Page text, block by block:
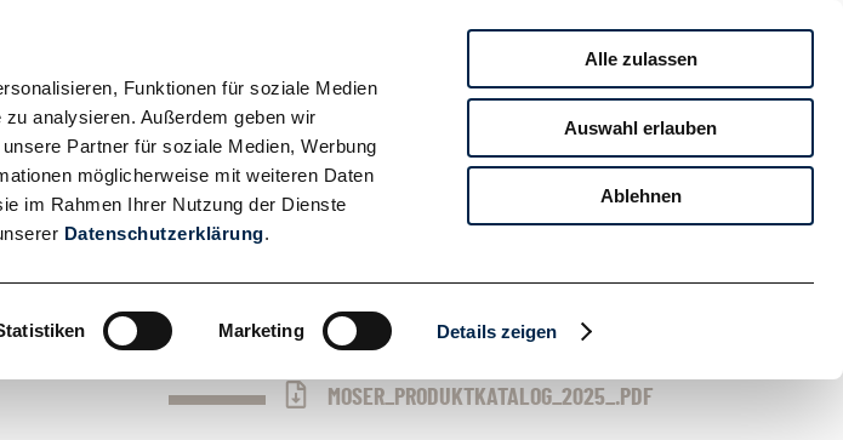
Funktionen für soziale Medien
analysieren. Außerdem geben wir
Partner für soziale Medien, Werbung
möglicherweise mit weiteren Daten
im Rahmen Ihrer Nutzung der Dienste
Datenschutzerklärung.
Marketing Details zeigen
Alle zulassen
Auswahl erlauben
Ablehnen
SUCHE
UNS LEISTUNGEN KARRIERE NACHHALTIGKEITKONTAKT
MOSER_PRODUKTKATALOG_2025_.PDF